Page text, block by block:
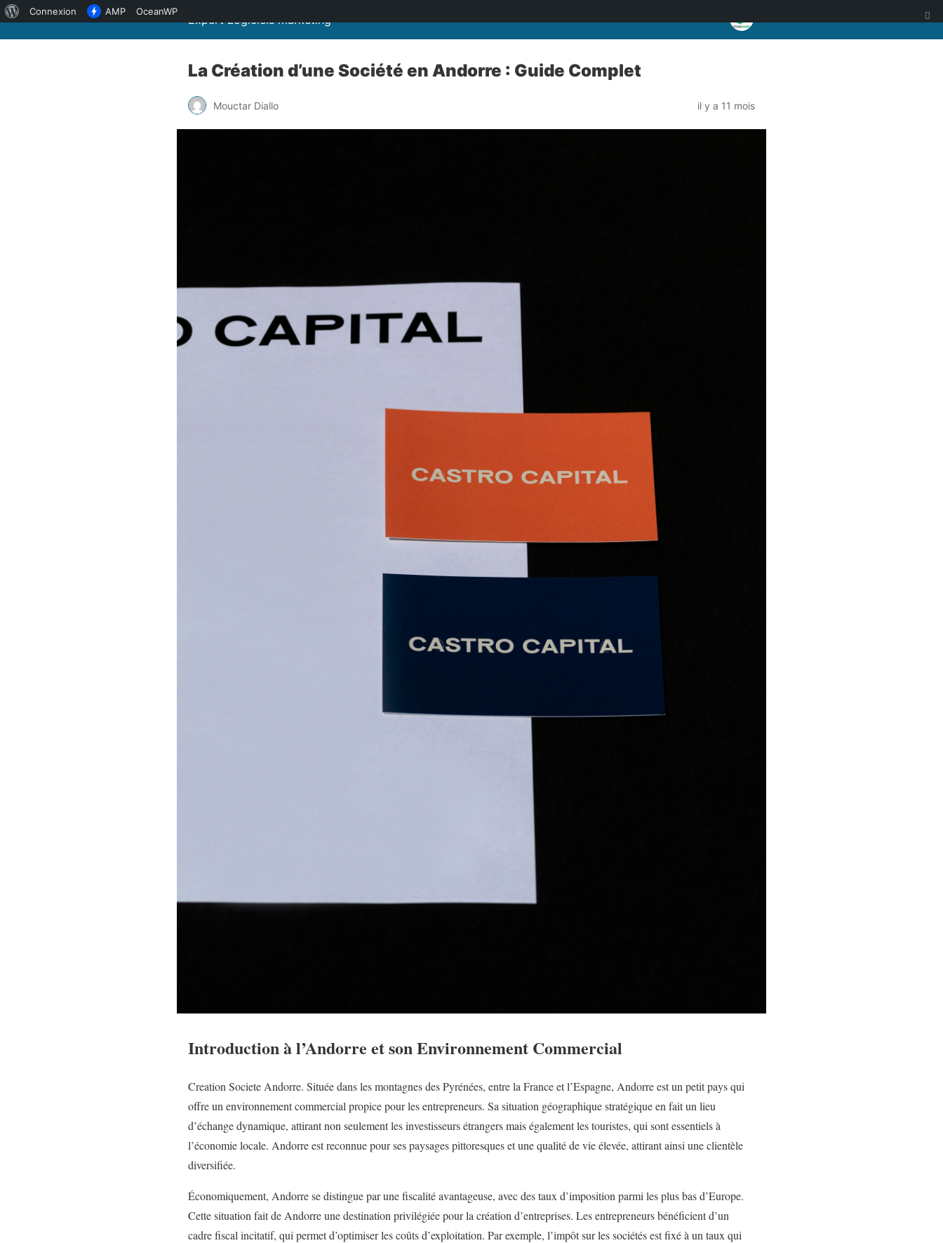
Expert Logiciels marketing
La Création d’une Société en Andorre : Guide Complet
Mouctar Diallo il y a 11 mois
Introduction à l’Andorre et son Environnement Commercial
Creation Societe Andorre. Située dans les montagnes des Pyrénées, entre la France et l’Espagne, Andorre est un petit pays qui
offre un environnement commercial propice pour les entrepreneurs. Sa situation géographique stratégique en fait un lieu
d’échange dynamique, attirant non seulement les investisseurs étrangers mais également les touristes, qui sont essentiels à
l’économie locale. Andorre est reconnue pour ses paysages pittoresques et une qualité de vie élevée, attirant ainsi une clientèle
diversifiée.
Économiquement, Andorre se distingue par une fiscalité avantageuse, avec des taux d’imposition parmi les plus bas d’Europe.
Cette situation fait de Andorre une destination privilégiée pour la création d’entreprises. Les entrepreneurs bénéficient d’un
cadre fiscal incitatif, qui permet d’optimiser les coûts d’exploitation. Par exemple, l’impôt sur les sociétés est fixé à un taux qui
Connexion AMP OceanWP